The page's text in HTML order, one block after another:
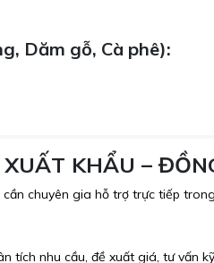
Dăm gỗ, Cà phê):
KHẨU –
chuyên gia hỗ trợ trực tiếp
tích nhu cầu, đề xuất giá, tư vấn